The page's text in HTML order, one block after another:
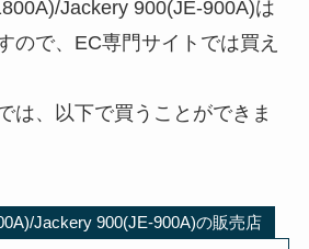
Jackery 900(JE-900A)は
ので、EC専門サイトでは買え
は、以下で買うことができま
Jackery 900(JE-900A)の販売店